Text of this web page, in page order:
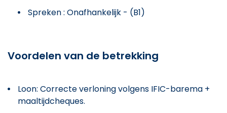
Spreken : Onafhankelijk - (B1)
Voordelen van de betrekking
Loon: Correcte verloning volgens IFIC-barema +
maaltijdcheques.